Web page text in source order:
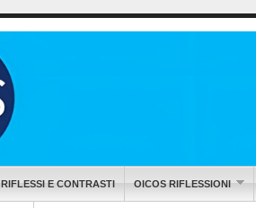
RIFLESSI E CONTRASTI OICOS RIFLESSIONI